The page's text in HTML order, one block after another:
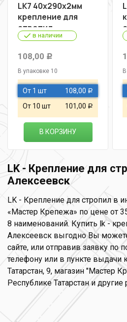
LK7 40х290х2мм
крепление для
стропил
в наличии
108,00 Р
В упаковке 10
От 1 шт 108,00 Р
От 10 шт 101,00 Р
В КОРЗИНУ
LK - Крепление для
Алексеевск
LK - Крепление для стропил в
«Мастер Крепежа» по цене от
8 наименований. Купить lk -
Алексеевск выгодно Вы
сайте, или отправив заявку по
телефону или в пункте выдачи
Татарстан, 9, магазин "Мастер
Республике Татарстан и